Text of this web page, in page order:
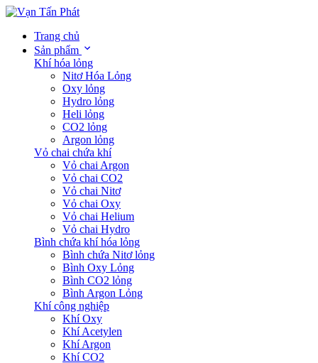
Trang chủ
Sản phẩm
Khí hóa lỏng
Nitơ Hóa Lỏng
Oxy lỏng
Hydro lỏng
Heli lỏng
CO2 lỏng
Argon lỏng
Vỏ chai chứa khí
Vỏ chai Argon
Vỏ chai CO2
Vỏ chai Nitơ
Vỏ chai Oxy
Vỏ chai Helium
Vỏ chai Hydro
Bình chứa khí hóa lỏng
Bình chứa Nitơ lỏng
Bình Oxy Lỏng
Bình CO2 lỏng
Bình Argon Lỏng
Khí công nghiệp
Khí Oxy
Khí Acetylen
Khí Argon
Khí CO2